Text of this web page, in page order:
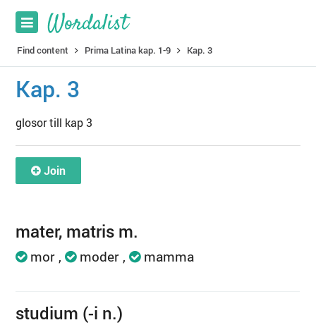
Find content Prima Latina kap. 1-9 Kap. 3
Kap. 3
glosor till kap 3
Join
mater, matris m.
mor moder mamma
studium (-i n.)